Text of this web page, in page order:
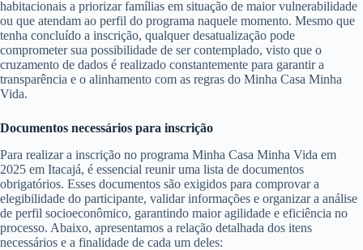
habitacionais a priorizar famílias em situação de maior vulnerabilidade
ou que atendam ao perfil do programa naquele momento. Mesmo que
tenha concluído a inscrição, qualquer desatualização pode
comprometer sua possibilidade de ser contemplado, visto que o
cruzamento de dados é realizado constantemente para garantir a
transparência e o alinhamento com as regras do Minha Casa Minha
Vida.
Documentos necessários para inscrição
Para realizar a inscrição no programa Minha Casa Minha Vida em
2025 em Itacajá, é essencial reunir uma lista de documentos
obrigatórios. Esses documentos são exigidos para comprovar a
elegibilidade do participante, validar informações e organizar a análise
de perfil socioeconômico, garantindo maior agilidade e eficiência no
processo. Abaixo, apresentamos a relação detalhada dos itens
necessários e a finalidade de cada um deles: